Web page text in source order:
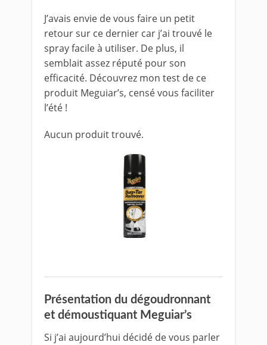
J’avais envie de vous faire un petit
retour sur ce dernier car j’ai trouvé le
spray facile à utiliser. De plus, il
semblait assez réputé pour son
efficacité. Découvrez mon test de ce
produit Meguiar’s, censé vous faciliter
l’été !
Aucun produit trouvé.
Présentation du dégoudronnant
et démoustiquant Meguiar’s
Si j’ai aujourd’hui décidé de vous parler